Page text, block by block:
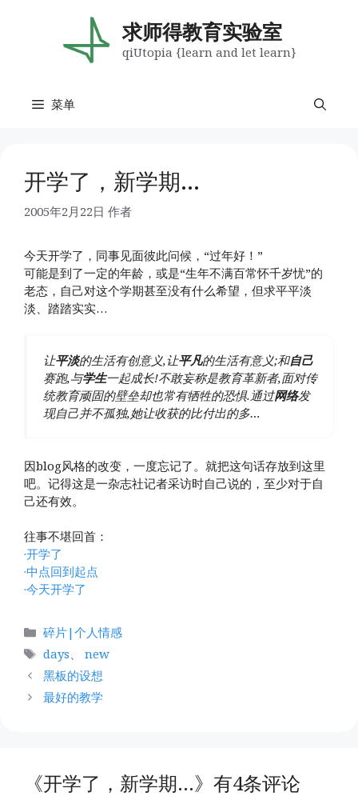
求师得教育实验室
qiUtopia {learn and let learn}
菜单
开学了，新学期…
2005年2月22日 作者
今天开学了，同事见面彼此问候，“过年好！”
可能是到了一定的年龄，或是“生年不满百常怀千岁忧”的
老态，自己对这个学期甚至没有什么希望，但求平平淡
淡、踏踏实实…
让平淡的生活有创意义,让平凡的生活有意义;和自己
赛跑,与学生一起成长!不敢妄称是教育革新者,面对传
统教育顽固的壁垒却也常有牺牲的恐惧.通过网络发
现自己并不孤独,她让收获的比付出的多…
因blog风格的改变，一度忘记了。就把这句话存放到这里
吧。记得这是一杂志社记者采访时自己说的，至少对于自
己还有效。
往事不堪回首：
·开学了
·中点回到起点
·今天开学了
分
类
碎片|个人情感
标
签
days、 new
黑板的设想
最好的教学
《开学了，新学期…》有4条评论